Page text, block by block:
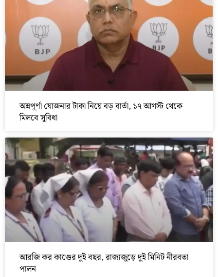
অন্নপূর্ণা যোজনার টাকা নিয়ে বড় বার্তা, ১৭ আগস্ট থেকে
মিলবে সুবিধা
আরজি কর কাণ্ডের দুই বছর, রাজ্যজুড়ে দুই মিনিট নীরবতা
পালন